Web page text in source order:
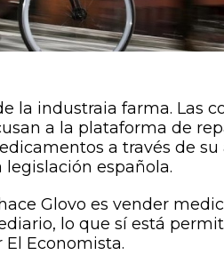
la industraia farma. Las
a la plataforma de
a través de su
española.
Glovo es vender
lo que sí está
Economista.